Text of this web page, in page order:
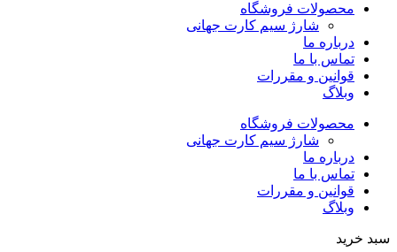
محصولات فروشگاه
شارژ سیم کارت جهانی
درباره ما
تماس با ما
قوانین و مقررات
وبلاگ
محصولات فروشگاه
شارژ سیم کارت جهانی
درباره ما
تماس با ما
قوانین و مقررات
وبلاگ
سبد خرید